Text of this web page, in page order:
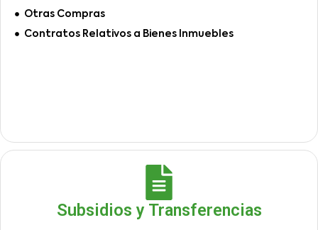
Otras Compras
Contratos Relativos a Bienes Inmuebles
Subsidios y Transferencias